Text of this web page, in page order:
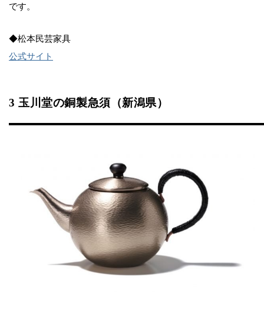
です。
◆松本民芸家具
公式サイト
3 玉川堂の銅製急須（新潟県）